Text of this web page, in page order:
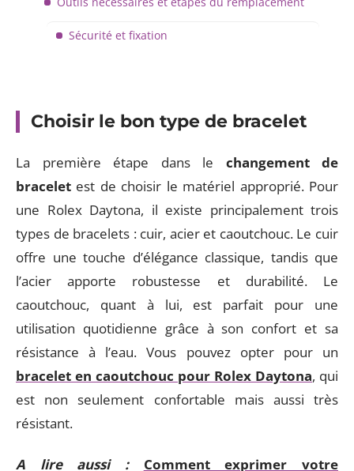
Sécurité et fixation
Choisir le bon type de bracelet
La première étape dans le changement de
bracelet est de choisir le matériel approprié. Pour
une Rolex Daytona, il existe principalement trois
types de bracelets : cuir, acier et caoutchouc. Le cuir
offre une touche d’élégance classique, tandis que
l’acier apporte robustesse et durabilité. Le
caoutchouc, quant à lui, est parfait pour une
utilisation quotidienne grâce à son confort et sa
résistance à l’eau. Vous pouvez opter pour un
bracelet en caoutchouc pour Rolex Daytona, qui
est non seulement confortable mais aussi très
résistant.
A lire aussi : Comment exprimer votre